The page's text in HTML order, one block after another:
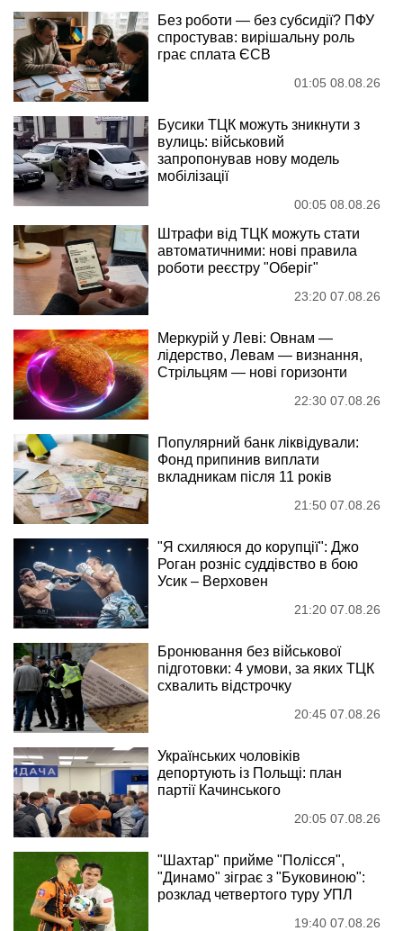
Без роботи — без субсидії? ПФУ
спростував: вирішальну роль
грає сплата ЄСВ
01:05 08.08.26
Бусики ТЦК можуть зникнути з
вулиць: військовий
запропонував нову модель
мобілізації
00:05 08.08.26
Штрафи від ТЦК можуть стати
автоматичними: нові правила
роботи реєстру "Оберіг"
23:20 07.08.26
Меркурій у Леві: Овнам —
лідерство, Левам — визнання,
Стрільцям — нові горизонти
22:30 07.08.26
Популярний банк ліквідували:
Фонд припинив виплати
вкладникам після 11 років
21:50 07.08.26
"Я схиляюся до корупції": Джо
Роган розніс суддівство в бою
Усик – Верховен
21:20 07.08.26
Бронювання без військової
підготовки: 4 умови, за яких ТЦК
схвалить відстрочку
20:45 07.08.26
Українських чоловіків
депортують із Польщі: план
партії Качинського
20:05 07.08.26
"Шахтар" прийме "Полісся",
"Динамо" зіграє з "Буковиною":
розклад четвертого туру УПЛ
19:40 07.08.26